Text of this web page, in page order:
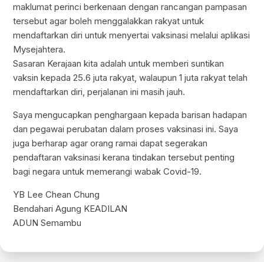
maklumat perinci berkenaan dengan rancangan pampasan
tersebut agar boleh menggalakkan rakyat untuk
mendaftarkan diri untuk menyertai vaksinasi melalui aplikasi
Mysejahtera.
Sasaran Kerajaan kita adalah untuk memberi suntikan
vaksin kepada 25.6 juta rakyat, walaupun 1 juta rakyat telah
mendaftarkan diri, perjalanan ini masih jauh.
Saya mengucapkan penghargaan kepada barisan hadapan
dan pegawai perubatan dalam proses vaksinasi ini. Saya
juga berharap agar orang ramai dapat segerakan
pendaftaran vaksinasi kerana tindakan tersebut penting
bagi negara untuk memerangi wabak Covid-19.
YB Lee Chean Chung
Bendahari Agung KEADILAN
ADUN Semambu